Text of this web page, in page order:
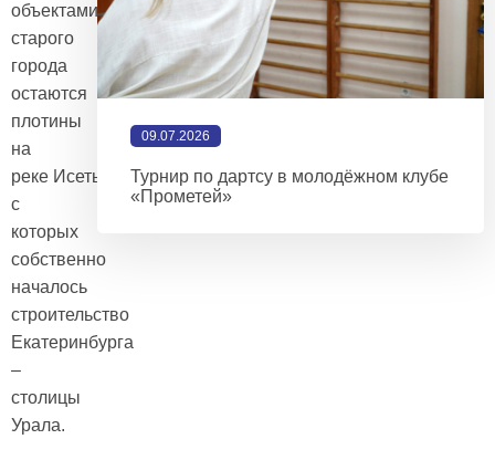
объектами
старого
города
остаются
плотины
на
реке Исеть,
с
которых
собственно
началось
строительство
Екатеринбурга
–
столицы
Урала.
09.07.2026
Турнир по дартсу в молодёжном клубе
«Прометей»